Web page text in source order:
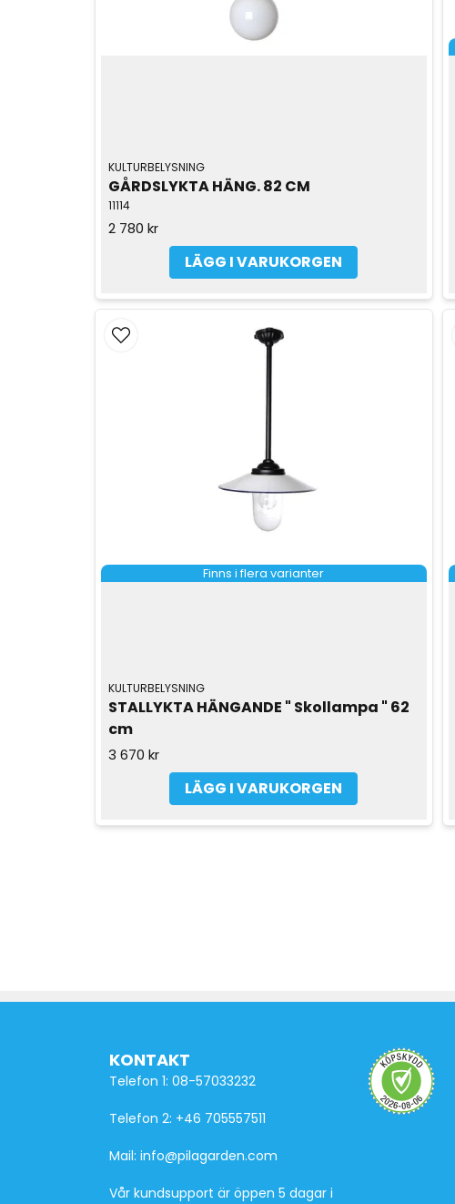
KULTURBELYSNING
GÅRDSLYKTA HÄNG. 82 CM
11114
2 780 kr
LÄGG I VARUKORGEN
Finns i flera varianter
KULTURBELYSNING
STALLYKTA HÄNGANDE " Skollampa " 62
cm
3 670 kr
LÄGG I VARUKORGEN
KONTAKT
Telefon 1: 08-57033232
Telefon 2: +46 705557511
Mail: info@pilagarden.com
Vår kundsupport är öppen 5 dagar i